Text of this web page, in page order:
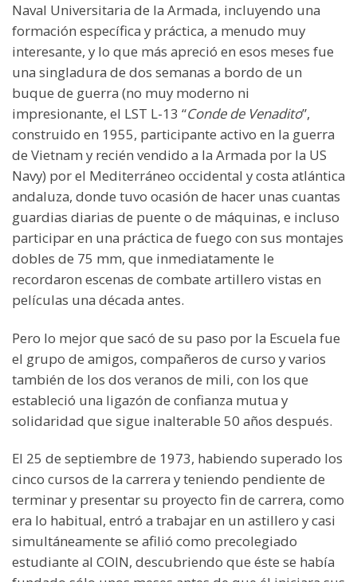
Naval Universitaria de la Armada, incluyendo una
formación específica y práctica, a menudo muy
interesante, y lo que más apreció en esos meses fue
una singladura de dos semanas a bordo de un
buque de guerra (no muy moderno ni
impresionante, el LST L-13 “Conde de Venadito”,
construido en 1955, participante activo en la guerra
de Vietnam y recién vendido a la Armada por la US
Navy) por el Mediterráneo occidental y costa atlántica
andaluza, donde tuvo ocasión de hacer unas cuantas
guardias diarias de puente o de máquinas, e incluso
participar en una práctica de fuego con sus montajes
dobles de 75 mm, que inmediatamente le
recordaron escenas de combate artillero vistas en
películas una década antes.
Pero lo mejor que sacó de su paso por la Escuela fue
el grupo de amigos, compañeros de curso y varios
también de los dos veranos de mili, con los que
estableció una ligazón de confianza mutua y
solidaridad que sigue inalterable 50 años después.
El 25 de septiembre de 1973, habiendo superado los
cinco cursos de la carrera y teniendo pendiente de
terminar y presentar su proyecto fin de carrera, como
era lo habitual, entró a trabajar en un astillero y casi
simultáneamente se afilió como precolegiado
estudiante al COIN, descubriendo que éste se había